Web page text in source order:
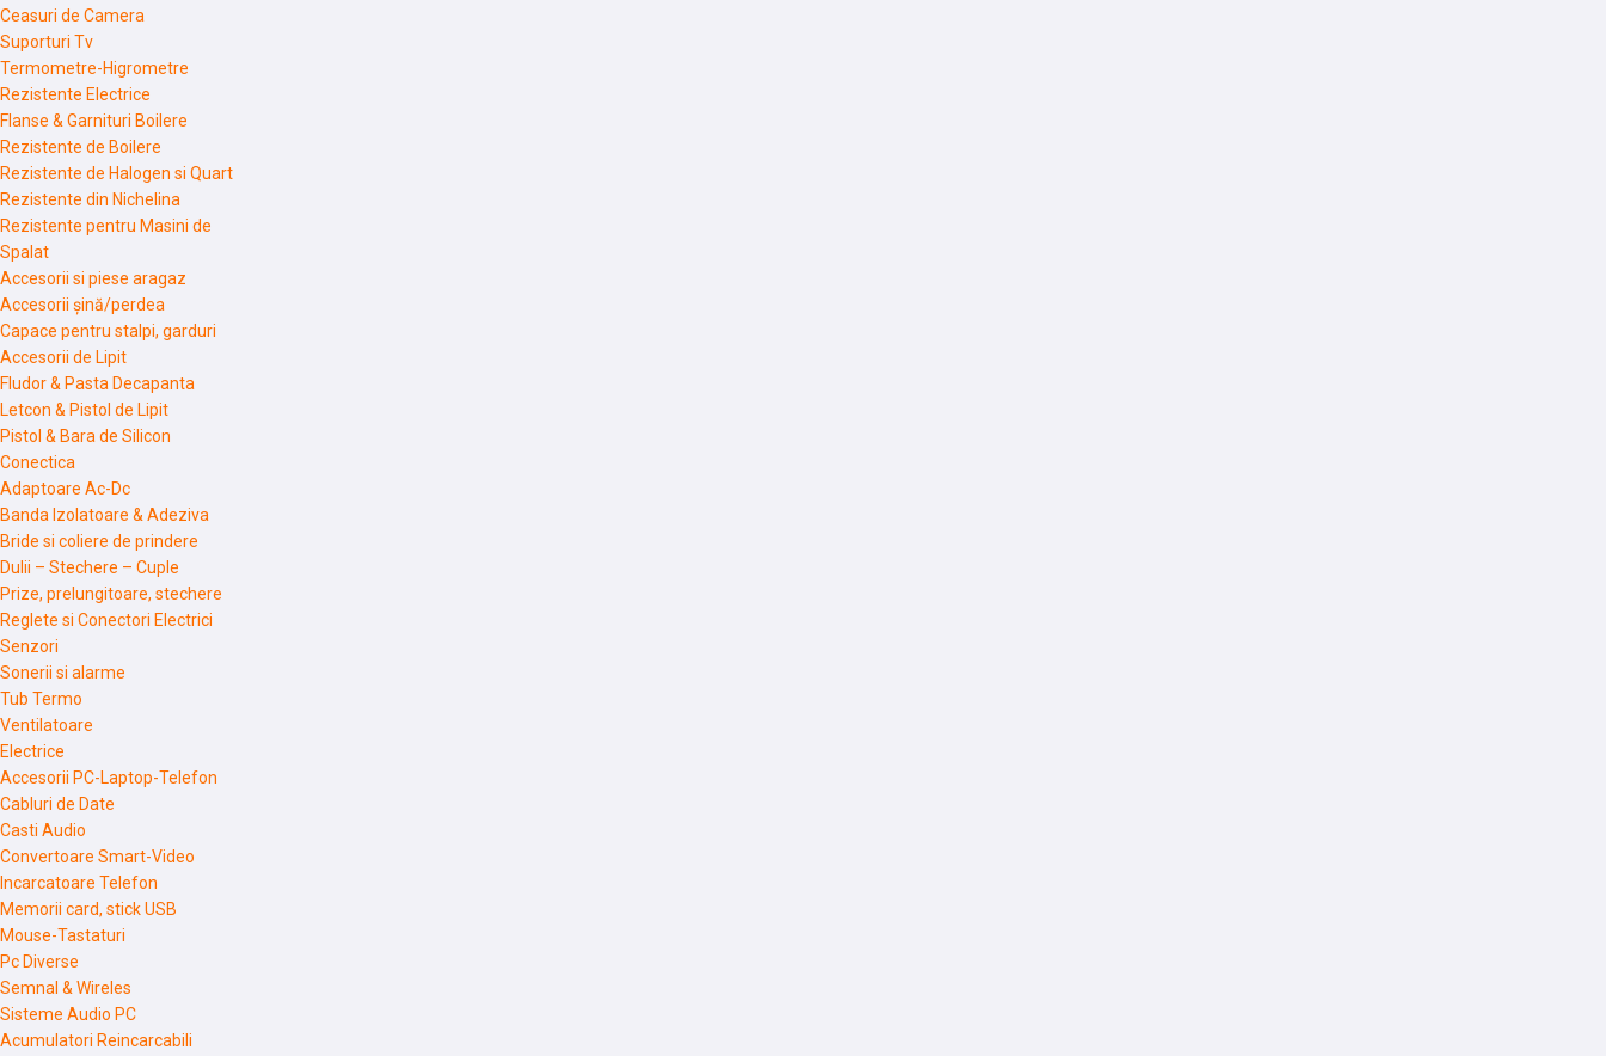
Ceasuri de Camera
Suporturi Tv
Termometre-Higrometre
Rezistente Electrice
Flanse & Garnituri Boilere
Rezistente de Boilere
Rezistente de Halogen si Quart
Rezistente din Nichelina
Rezistente pentru Masini de
Spalat
Accesorii si piese aragaz
Accesorii șină/perdea
Capace pentru stalpi, garduri
Accesorii de Lipit
Fludor & Pasta Decapanta
Letcon & Pistol de Lipit
Pistol & Bara de Silicon
Conectica
Adaptoare Ac-Dc
Banda Izolatoare & Adeziva
Bride si coliere de prindere
Dulii – Stechere – Cuple
Prize, prelungitoare, stechere
Reglete si Conectori Electrici
Senzori
Sonerii si alarme
Tub Termo
Ventilatoare
Electrice
Accesorii PC-Laptop-Telefon
Cabluri de Date
Casti Audio
Convertoare Smart-Video
Incarcatoare Telefon
Memorii card, stick USB
Mouse-Tastaturi
Pc Diverse
Semnal & Wireles
Sisteme Audio PC
Acumulatori Reincarcabili